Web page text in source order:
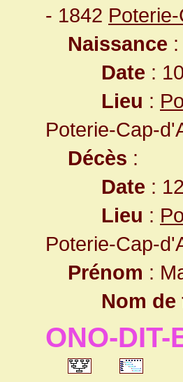
- 1842
Naissance :
Date :
Lieu :
Poterie-Cap-
Décès :
Date :
Lieu :
Poterie-Cap-
Prénom :
Nom
ONO-